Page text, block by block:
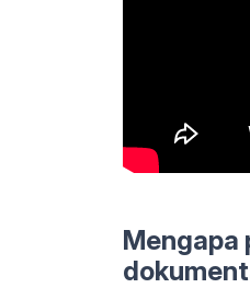
Mengapa